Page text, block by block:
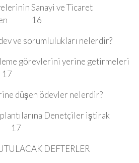
Sanayi ve Ticaret
16
ve sorumlulukları nelerdir?
görevlerini yerine getirmeleri
düşen ödevler nelerdir?
Denetçiler iştirak
17
DEFTERLER